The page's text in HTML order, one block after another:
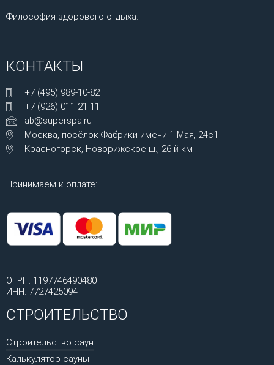
Философия здорового отдыха.
КОНТАКТЫ
+7 (495) 989-10-82
+7 (926) 011-21-11
ab@superspa.ru
Москва, посёлок Фабрики имени 1 Мая, 24с1
Красногорск, Новорижское ш., 26-й км
Принимаем к оплате:
ОГРН: 1197746490480
ИНН: 7727425094
СТРОИТЕЛЬСТВО
Строительство саун
Калькулятор сауны